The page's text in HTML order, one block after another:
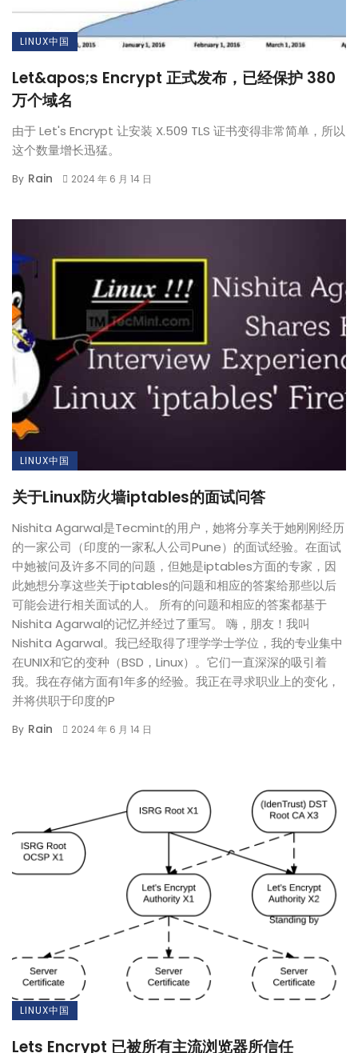
LINUX中国
Let&apos;s Encrypt 正式发布，已经保护 380
万个域名
由于 Let's Encrypt 让安装 X.509 TLS 证书变得非常简单，所以
这个数量增长迅猛。
By Rain 2024 年 6 月 14 日
LINUX中国
关于Linux防火墙iptables的面试问答
Nishita Agarwal是Tecmint的用户，她将分享关于她刚刚经历
的一家公司（印度的一家私人公司Pune）的面试经验。在面试
中她被问及许多不同的问题，但她是iptables方面的专家，因
此她想分享这些关于iptables的问题和相应的答案给那些以后
可能会进行相关面试的人。 所有的问题和相应的答案都基于
Nishita Agarwal的记忆并经过了重写。 嗨，朋友！我叫
Nishita Agarwal。我已经取得了理学学士学位，我的专业集中
在UNIX和它的变种（BSD，Linux）。它们一直深深的吸引着
我。我在存储方面有1年多的经验。我正在寻求职业上的变化，
并将供职于印度的P
By Rain 2024 年 6 月 14 日
LINUX中国
Lets Encrypt 已被所有主流浏览器所信任